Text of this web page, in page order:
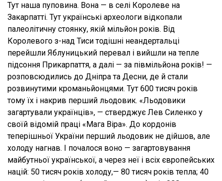
Тут наша пуповина. Вона — в селі Королеве на
Закарпатті. Тут українські археологи відкопали
палеолітичну стоянку, якій мільйон років. Від
Королевого з-над Тиси тодішні неандертальці
перейшли Яблуницький перевал і вийшли на тепле
підсоння Прикарпаття, а далі — за півмільйона років! —
розповсюдились до Дніпра та Десни, де й стали
розвинутими кроманьйонцями. Тут 600 тисяч років
тому їх і накрив перший льодовик. «Льодовики
загартували українців», — стверджує Лев Силенко у
своїй відомій праці «Мага Віра». До кордонів
теперішньої України перший льодовик не дійшов, але
холоду нагнав. І почалося воно — загартовування
майбутньої української, а через неї і всіх європейських
націй: 50 тисяч років холоду,— 80 тисяч років тепла; 40